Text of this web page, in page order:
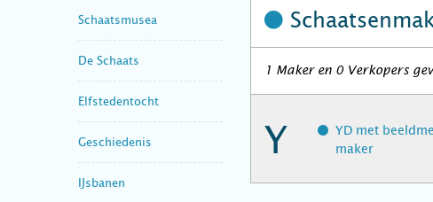
Schaatsmusea
De Schaats
Elfstedentocht
Geschiedenis
IJsbanen
1 Maker en 0 Verkopers
Y
YD met
maker